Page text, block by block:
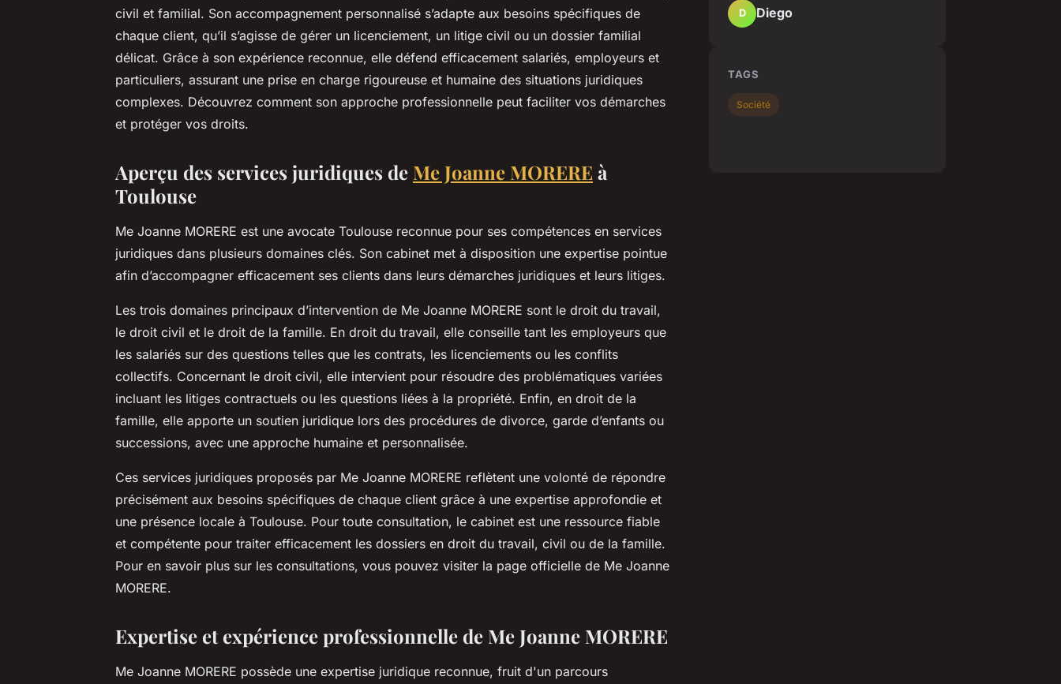
civil et familial. Son accompagnement personnalisé s’adapte aux besoins spécifiques de
chaque client, qu’il s’agisse de gérer un licenciement, un litige civil ou un dossier familial
délicat. Grâce à son expérience reconnue, elle défend efficacement salariés, employeurs et
particuliers, assurant une prise en charge rigoureuse et humaine des situations juridiques
complexes. Découvrez comment son approche professionnelle peut faciliter vos démarches
et protéger vos droits.
Aperçu des services juridiques de Me Joanne MORERE à
Toulouse
Me Joanne MORERE est une avocate Toulouse reconnue pour ses compétences en services
juridiques dans plusieurs domaines clés. Son cabinet met à disposition une expertise pointue
afin d’accompagner efficacement ses clients dans leurs démarches juridiques et leurs litiges.
Les trois domaines principaux d’intervention de Me Joanne MORERE sont le droit du travail,
le droit civil et le droit de la famille. En droit du travail, elle conseille tant les employeurs que
les salariés sur des questions telles que les contrats, les licenciements ou les conflits
collectifs. Concernant le droit civil, elle intervient pour résoudre des problématiques variées
incluant les litiges contractuels ou les questions liées à la propriété. Enfin, en droit de la
famille, elle apporte un soutien juridique lors des procédures de divorce, garde d’enfants ou
successions, avec une approche humaine et personnalisée.
Ces services juridiques proposés par Me Joanne MORERE reflètent une volonté de répondre
précisément aux besoins spécifiques de chaque client grâce à une expertise approfondie et
une présence locale à Toulouse. Pour toute consultation, le cabinet est une ressource fiable
et compétente pour traiter efficacement les dossiers en droit du travail, civil ou de la famille.
Pour en savoir plus sur les consultations, vous pouvez visiter la page officielle de Me Joanne
MORERE.
Expertise et expérience professionnelle de Me Joanne MORERE
Me Joanne MORERE possède une expertise juridique reconnue, fruit d'un parcours
D Diego
TAGS
Société